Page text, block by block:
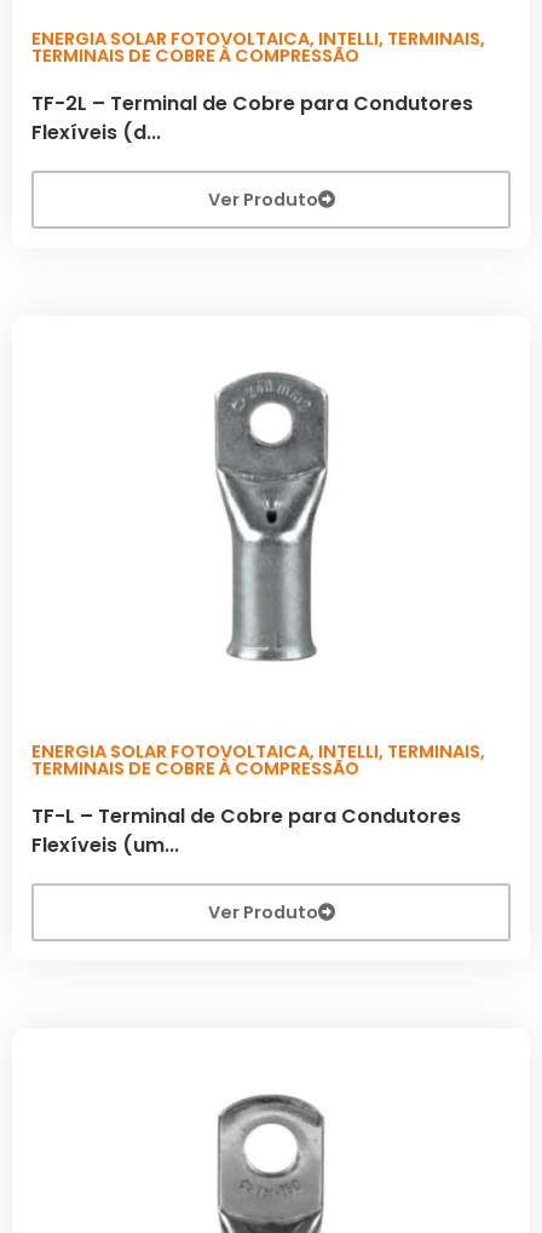
ENERGIA SOLAR FOTOVOLTAICA, INTELLI, TERMINAIS,
TERMINAIS DE COBRE À COMPRESSÃO
TF-2L – Terminal de Cobre para Condutores
Flexíveis (d...
Ver Produto
ENERGIA SOLAR FOTOVOLTAICA, INTELLI, TERMINAIS,
TERMINAIS DE COBRE À COMPRESSÃO
TF-L – Terminal de Cobre para Condutores
Flexíveis (um...
Ver Produto